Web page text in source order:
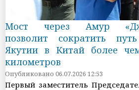
Мост через Амур
позволит сократить
Якутии в Китай более
километров
Опубликовано 06.07.2026 12:53
Первый заместитель